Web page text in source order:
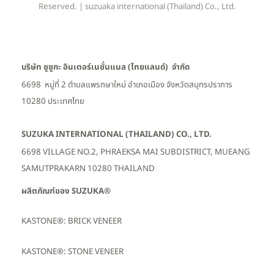
Reserved. | suzuaka international (Thailand) Co., Ltd.
บริษัท ซูซูกะ อินเตอร์เนชั่นแนล (ไทยแลนด์) จำกัด
6698 หมู่ที่ 2 ตำบลแพรกษาใหม่ อำเภอเมืองจังหวัดสมุทรปราการ
10280 ประเทศไทย
SUZUKA INTERNATIONAL (THAILAND) CO., LTD.
6698 VILLAGE NO.2, PHRAEKSA MAI SUBDISTRICT, MUEANG
SAMUTPRAKARN 10280 THAILAND
ผลิตภัณฑ์ของ SUZUKA®
KASTONE®: BRICK VENEER
KASTONE®: STONE VENEER